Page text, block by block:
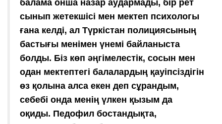
балама онша назар аудармады, бір рет
сынып жетекшісі мен мектеп психологы
ғана келді, ал Түркістан полициясының
бастығы менімен үнемі байланыста
болды. Біз көп әңгімелестік, сосын мен
одан мектептегі балалардың қауіпсіздігін
өз қолына алса екен деп сұрандым,
себебі онда менің үлкен қызым да
оқиды. Педофил бостандықта,